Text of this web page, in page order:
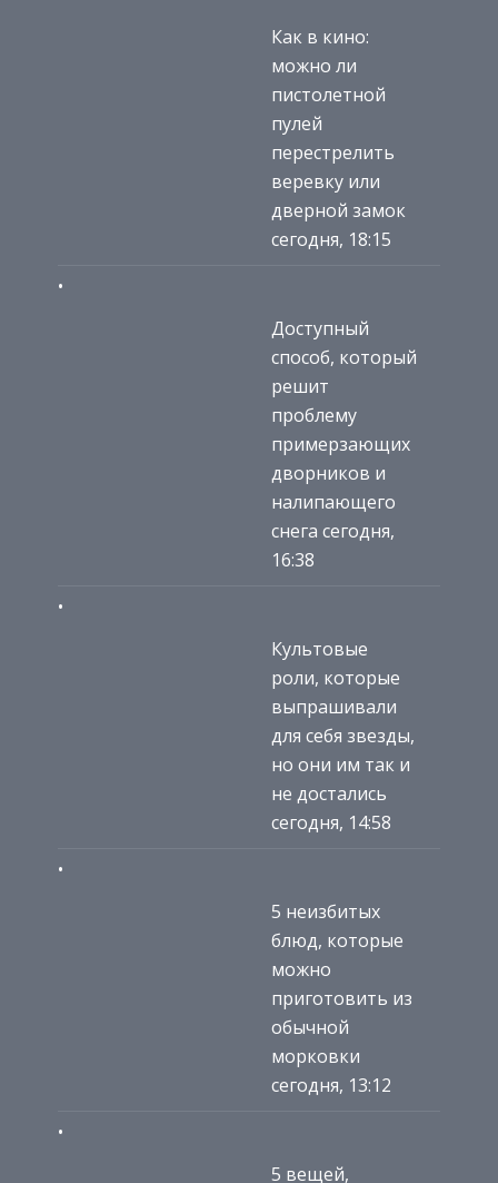
Как в кино:
можно ли
пистолетной
пулей
перестрелить
веревку или
дверной замок
сегодня, 18:15
Доступный
способ, который
решит
проблему
примерзающих
дворников и
налипающего
снега сегодня,
16:38
Культовые
роли, которые
выпрашивали
для себя звезды,
но они им так и
не достались
сегодня, 14:58
5 неизбитых
блюд, которые
можно
приготовить из
обычной
морковки
сегодня, 13:12
5 вещей,